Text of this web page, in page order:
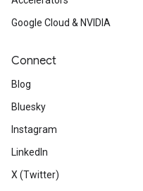
Google Cloud & NVIDIA
Connect
Blog
Bluesky
Instagram
LinkedIn
X (Twitter)